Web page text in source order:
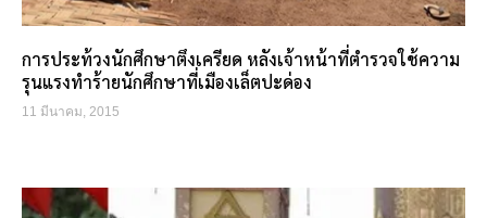
การประท้วงนักศึกษาตึงเครียด หลังเจ้าหน้าที่ตำรวจใช้ความ
รุนแรงทำร้ายนักศึกษาที่เมืองเล็ตปะด่อง
11 มีนาคม, 2015